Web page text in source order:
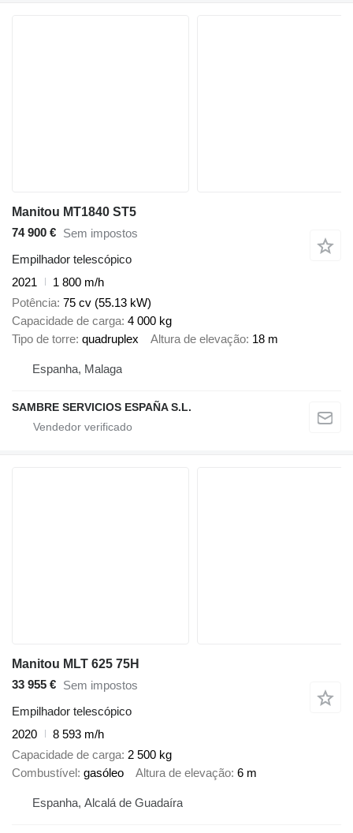
Manitou MT1840 ST5
74 900 € Sem impostos
Empilhador telescópico
2021
1 800 m/h
Potência 75 cv (55.13 kW)
Capacidade de carga 4 000 kg
Tipo de torre quadruplex Altura de elevação 18 m
Espanha, Malaga
SAMBRE SERVICIOS ESPAÑA S.L.
Manitou MLT 625 75H
33 955 € Sem impostos
Empilhador telescópico
2020
8 593 m/h
Capacidade de carga 2 500 kg
Combustível gasóleo Altura de elevação 6 m
Espanha, Alcalá de Guadaíra